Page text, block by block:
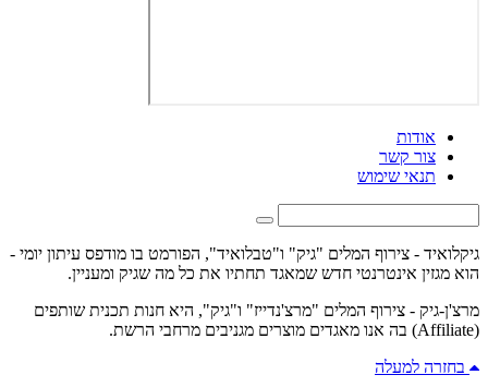
אודות
צור קשר
תנאי שימוש
גיקלואיד - צירוף המלים "גיק" ו"טבלואיד", הפורמט בו מודפס עיתון יומי -
הוא מגזין אינטרנטי חדש שמאגד תחתיו את כל מה שגיק ומעניין.
מרצ'ן-גיק - צירוף המלים "מרצ'נדייז" ו"גיק", היא חנות תכנית שותפים
(Affiliate) בה אנו מאגדים מוצרים מגניבים מרחבי הרשת.
בחזרה למעלה